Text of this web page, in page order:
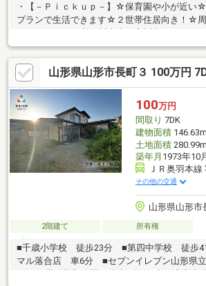
・【－Ｐｉｃｋｕｐ－】☆保育園や小が近い
プランで生活できます☆２世帯住居向き！☆周
詳しくはスタッフまでお問い合わせください
９５１８
山形県山形市長町３ 100万円
100万円
間取り 7DK
建物面積146.63m
土地面積280.99m
築年月 1973年10
ＪＲ奥羽本
その他の交通
山形県山形市
2階建て 所有権
■千歳小学校 徒歩23分 ■第四中学校 徒歩
マル落合店 車6分 ■セブンイレブン山形県